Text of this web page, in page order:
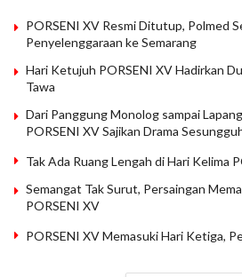
PORSENI XV Resmi Ditutup, Polmed
Penyelenggaraan ke Semarang
Hari Ketujuh PORSENI XV Hadirkan
Tawa
Dari Panggung Monolog sampai
PORSENI XV Sajikan Drama
Tak Ada Ruang Lengah di Hari Kelima
Semangat Tak Surut, Persaingan
PORSENI XV
PORSENI XV Memasuki Hari Ketiga,